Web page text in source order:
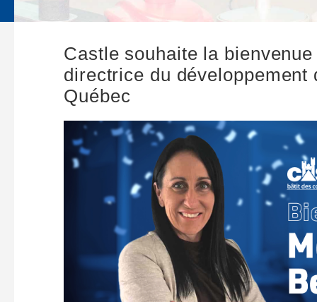
Castle souhaite la
directrice du développement
Québec